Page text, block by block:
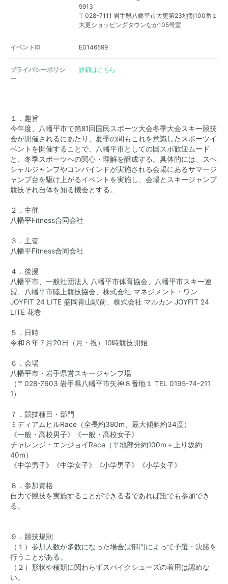
9913
〒028-7111 岩手県八幡平市大更第23地割100番１
大更ショッピングタウンなか105号室
イベントID E0146599
プライバシーポリシ
ー
詳細はこちら
１．趣旨
今年度、八幡平市で第81回国民スポーツ大会冬季大会スキー競技
会が開催されるにあたり、夏季の間もこれを意識したスポーツイ
ベントを開催することで、八幡平市としての国スポ歓迎ムード
と、冬季スポーツへの関心・理解を醸成する。具体的には、スペ
シャルジャンプやコンバインドが実施される会場にあるサマージ
ャンプ台を駆け上がるイベントを実施し、会場とスキージャンプ
競技それ自体を知る機会とする。
２．主催
八幡平Fitness合同会社
３．主管
八幡平Fitness合同会社
４．後援
八幡平市、一般社団法人 八幡平市体育協会、八幡平市スキー連
盟、八幡平市陸上競技協会、株式会社 マネジメント・ワン
JOYFIT 24 LITE 盛岡青山駅前、株式会社 マルカン JOYFIT 24
LITE 花巻
５．日時
令和８年７月20日（月・祝）10時競技開始
６．会場
八幡平市・岩手県営スキージャンプ場
（〒028-7603 岩手県八幡平市矢神８番地１ TEL 0195-74-211
1）
７．競技種目・部門
ミディアムヒルRace（全長約380m、最大傾斜約34度）
《一般・高校男子》《一般・高校女子》
チャレンジ・エンジョイRace（平地部分約100m＋上り坂約
40m）
《中学男子》《中学女子》《小学男子》《小学女子》
８．参加資格
自力で競技を実施することができる者であれば誰でも参加でき
る。
９．競技規則
（１）参加人数が多数になった場合は部門によって予選・決勝を
行うことがある。
（２）形状や種類に関わらずスパイクシューズの着用は認めな
い。